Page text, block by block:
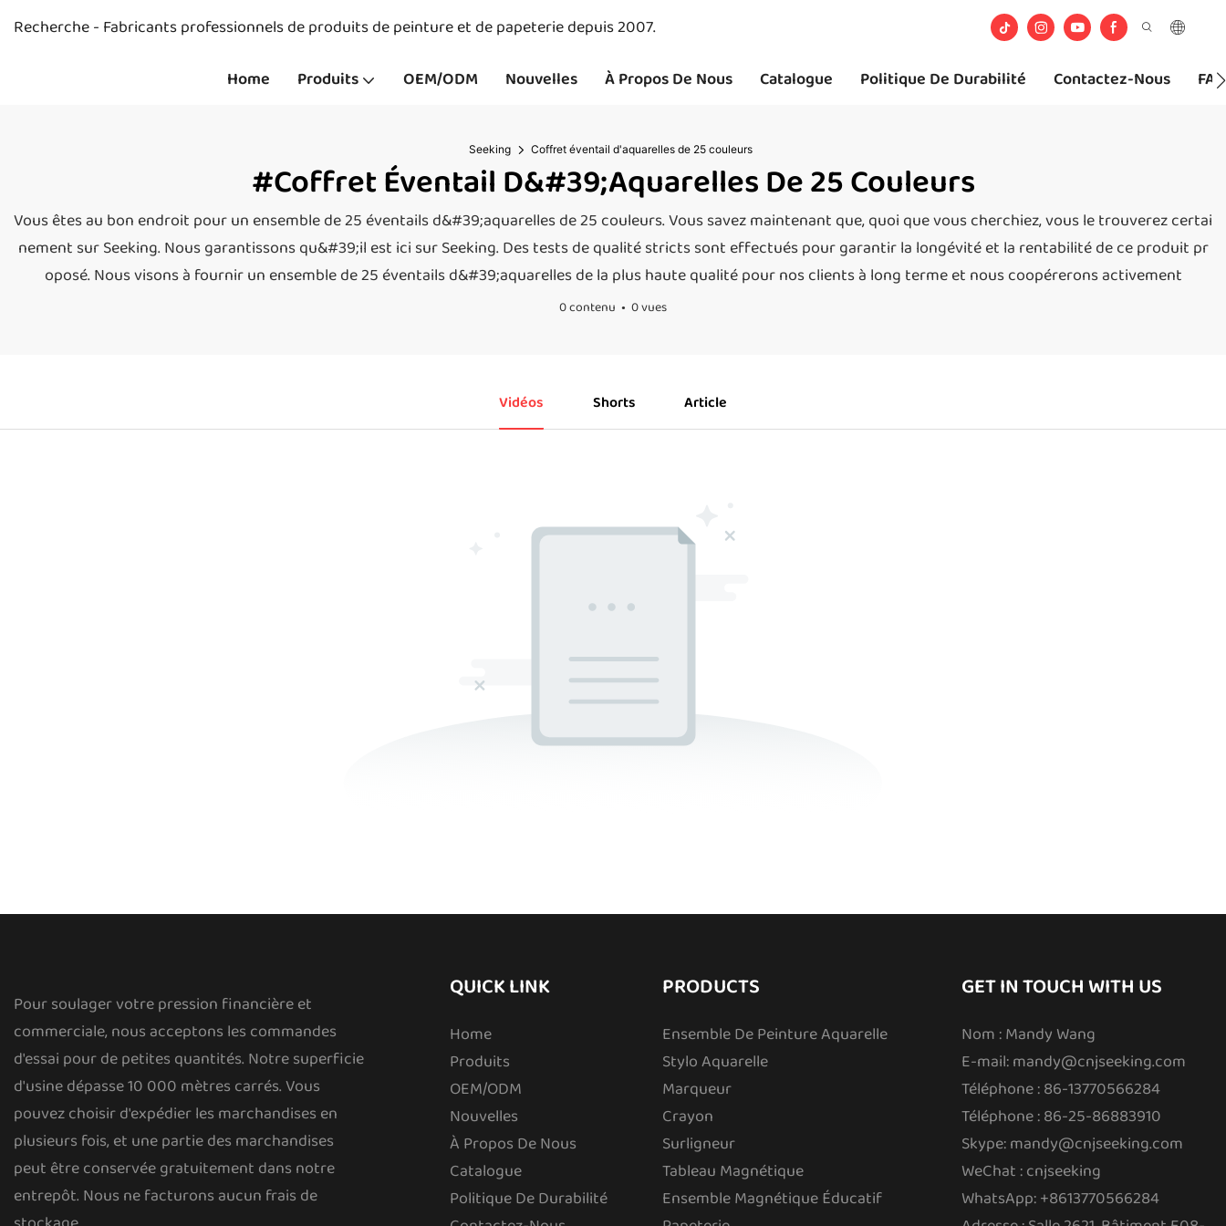
Recherche - Fabricants professionnels de produits de peinture et de papeterie depuis 2007.
Home Produits OEM/ODM Nouvelles À Propos De Nous Catalogue Politique De Durabilité Contactez-Nous FAQ
Seeking Coffret éventail d'aquarelles de 25 couleurs
#Coffret Éventail D&#39;aquarelles De 25 Couleurs
Vous êtes au bon endroit pour un ensemble de 25 éventails d&#39;aquarelles de 25 couleurs. Vous savez maintenant que, quoi que vous cherchiez, vous le trouverez certai
nement sur Seeking. Nous garantissons qu&#39;il est ici sur Seeking. Des tests de qualité stricts sont effectués pour garantir la longévité et la rentabilité de ce produit pr
oposé. Nous visons à fournir un ensemble de 25 éventails d&#39;aquarelles de la plus haute qualité pour nos clients à long terme et nous coopérerons activement
0 contenu 0 vues
Vidéos Shorts Article
Pour soulager votre pression financière et
commerciale, nous acceptons les commandes
d'essai pour de petites quantités. Notre superficie
d'usine dépasse 10 000 mètres carrés. Vous
pouvez choisir d'expédier les marchandises en
plusieurs fois, et une partie des marchandises
peut être conservée gratuitement dans notre
entrepôt. Nous ne facturons aucun frais de
QUICK LINK
Home
Produits
OEM/ODM
Nouvelles
À Propos De Nous
Catalogue
Politique De Durabilité
PRODUCTS
Ensemble De Peinture Aquarelle
Stylo Aquarelle
Marqueur
Crayon
Surligneur
Tableau Magnétique
Ensemble Magnétique Éducatif
GET IN TOUCH WITH US
Nom : Mandy Wang
E-mail:mandy@cnjseeking.com
Téléphone : 86-13770566284
Téléphone : 86-25-86883910
Skype: mandy@cnjseeking.com
WeChat : cnjseeking
WhatsApp: +8613770566284